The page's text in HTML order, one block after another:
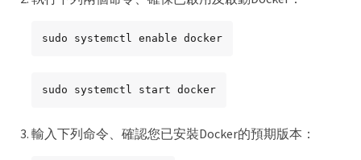
sudo systemctl enable docker
sudo systemctl start docker
輸入下列命令、確認您已安裝Docker的預期版本：